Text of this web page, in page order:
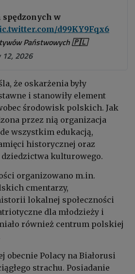
spędzonych w
d99KY9Fqx6
Państwowych 🇵🇱
12, 2026
że oskarżenia były
i stanowiły element
środowisk polskich. Jak
przez nią organizacja
wszystkim edukacją,
historycznej oraz
kulturowego.
organizowano m.in.
cmentarzy,
lokalnej społeczności
dla młodzieży i
również centrum polskiej
obecnie Polacy na Białorusi
strachu. Posiadanie